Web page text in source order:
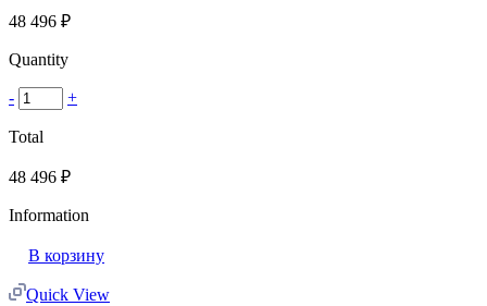
48 496 ₽
Quantity
- +
Total
48 496 ₽
Information
В корзину
Quick View